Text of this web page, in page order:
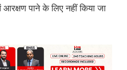
पाने के लिए नहीं किया जा